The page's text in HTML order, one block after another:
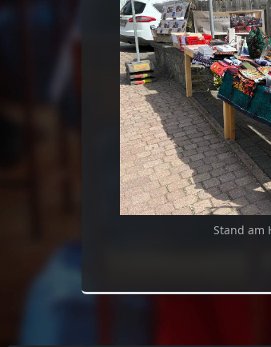
Stand am